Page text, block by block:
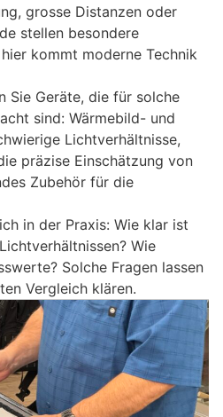
grosse Distanzen oder
stellen besondere
kommt moderne Technik
Sie Geräte, die für solche
sind: Wärmebild- und
Lichtverhältnisse,
präzise Einschätzung von
Zubehör für die
in der Praxis: Wie klar ist
Wie
Solche Fragen lassen
Vergleich klären.